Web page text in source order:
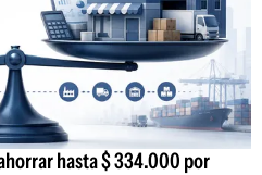
hasta $ 334.000 por